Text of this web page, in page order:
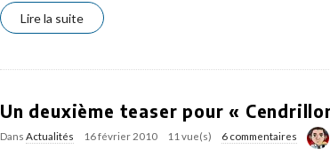
Lire la suite
Un deuxième teaser pour «
Dans Actualités 16 février 2010 11 vue(s) 6 commentaires